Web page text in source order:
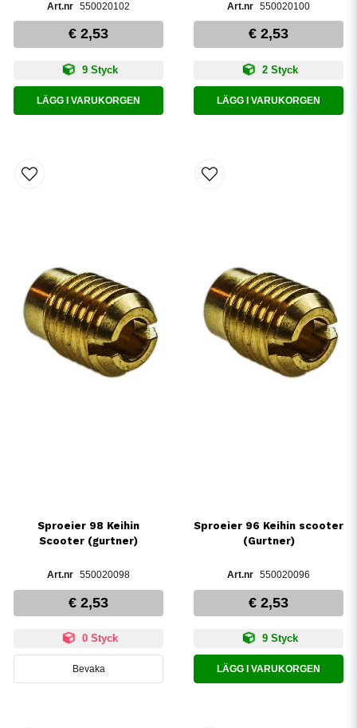
550020102
€ 2,53
9 Styck
LÄGG I VARUKORGEN
550020100
€ 2,53
2 Styck
LÄGG I VARUKORGEN
Sproeier 98 Keihin
Scooter (gurtner)
550020098
€ 2,53
0 Styck
Bevaka
Sproeier 96 Keihin scooter
(Gurtner)
550020096
€ 2,53
9 Styck
LÄGG I VARUKORGEN